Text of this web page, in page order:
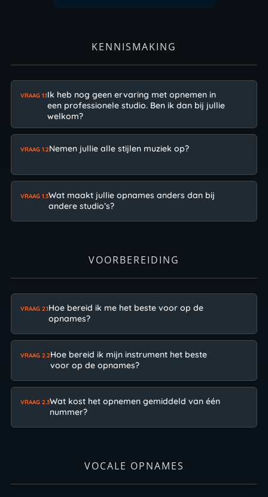
KENNISMAKING
VRAAG 1.1Ik heb nog geen ervaring met opnemen in
een professionele studio. Ben ik dan bij jullie
welkom?
VRAAG 1.2Nemen jullie alle stijlen muziek op?
VRAAG 1.3Wat maakt jullie opnames anders dan bij
andere studio’s?
VOORBEREIDING
VRAAG 2.1Hoe bereid ik me het beste voor op de
opnames?
VRAAG 2.2Hoe bereid ik mijn instrument het beste
voor op de opnames?
VRAAG 2.3Wat kost het opnemen gemiddeld van één
nummer?
VOCALE OPNAMES